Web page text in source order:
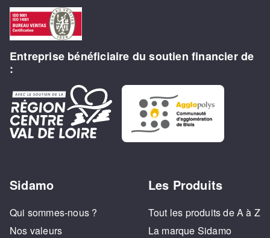
Entreprise bénéficiaire du soutien financier de
:
Sidamo
Qui sommes-nous ?
Nos valeurs
Les Produits
Tout les produits de A à Z
La marque Sidamo